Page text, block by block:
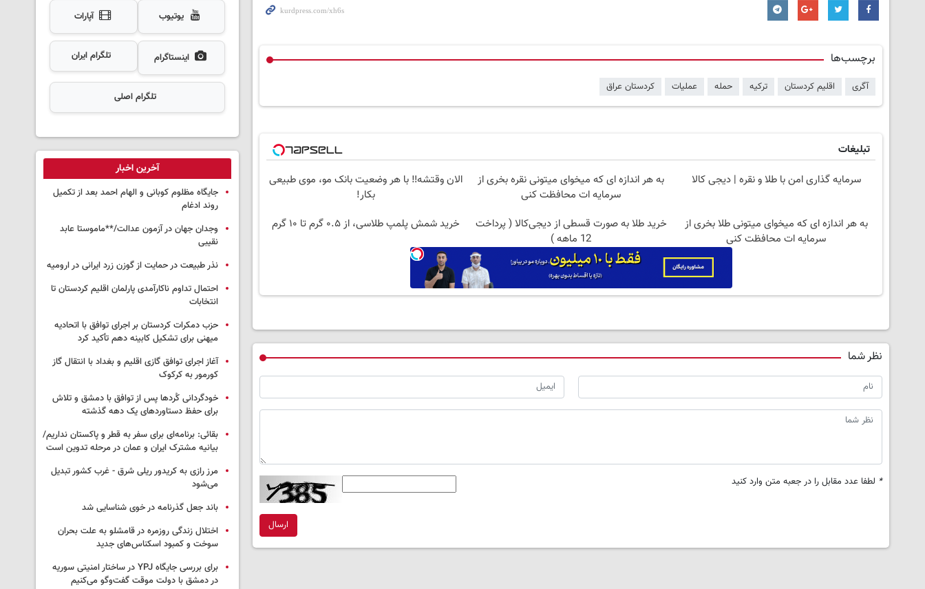
برچسب‌ها
آگری اقلیم کردستان ترکیه حمله عملیات کردستان عراق
تبلیغات
سرمایه گذاری امن با طلا و نقره | دیجی کالا
به هر اندازه ای که میخوای میتونی نقره بخری از
سرمایه ات محافظت کنی
الان وقتشه‼️ با هر وضعیت بانک مو، موی طبیعی
بکار!
به هر اندازه ای که میخوای میتونی طلا بخری از
سرمایه ات محافظت کنی
خرید طلا به صورت قسطی از دیجی‌کالا ( پرداخت
12 ماهه )
خرید شمش پلمپ طلاسی، از ۰.۵ گرم تا ۱۰ گرم
نظر شما
* لطفا عدد مقابل را در جعبه متن وارد کنید
ارسال
یوتیوب آپارات
اینستاگرام تلگرام ایران
تلگرام اصلی
آخرین اخبار
جایگاه مظلوم کوبانی و الهام احمد بعد از تکمیل
روند ادغام
وجدان جهان در آزمون عدالت/**ماموستا عابد
نقیبی
نذر طبیعت در حمایت از گوزن زرد ایرانی در ارومیه
احتمال تداوم ناکارآمدی پارلمان اقلیم کردستان تا
انتخابات
حزب دمکرات کردستان بر اجرای توافق با اتحادیه
میهنی برای تشکیل کابینه دهم تأکید کرد
آغاز اجرای توافق گازی اقلیم و بغداد با انتقال گاز
کورمور به کرکوک
خودگردانی کُردها پس از توافق با دمشق و تلاش
برای حفظ دستاوردهای یک دهه گذشته
بقائی: برنامه‌ای برای سفر به قطر و پاکستان نداریم/
بیانیه مشترک ایران و عمان در مرحله تدوین است
مرز رازی به کریدور ریلی شرق - غرب کشور تبدیل
می‌شود
باند جعل گذرنامه در خوی شناسایی شد
اختلال زندگی روزمره در قامشلو به علت بحران
سوخت و کمبود اسکناس‌های جدید
برای بررسی جایگاه YPJ در ساختار امنیتی سوریه
در دمشق با دولت موقت گفت‌وگو می‌کنیم